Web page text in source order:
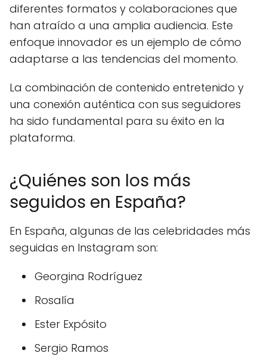
diferentes formatos y colaboraciones que
han atraído a una amplia audiencia. Este
enfoque innovador es un ejemplo de cómo
adaptarse a las tendencias del momento.
La combinación de contenido entretenido y
una conexión auténtica con sus seguidores
ha sido fundamental para su éxito en la
plataforma.
¿Quiénes son los más
seguidos en España?
En España, algunas de las celebridades más
seguidas en Instagram son:
Georgina Rodríguez
Rosalía
Ester Expósito
Sergio Ramos